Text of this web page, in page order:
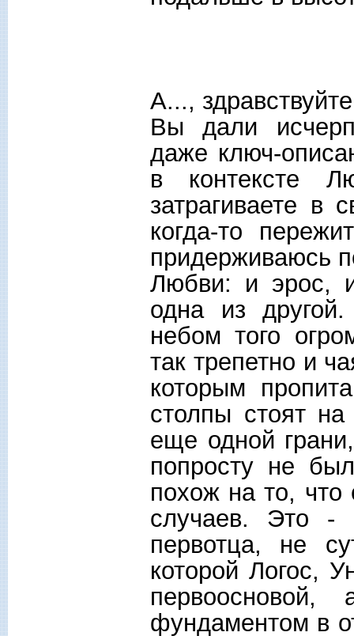
А...,
Вы дали
даже ключ-
в контексте
затрагиваете в
когда-то
придерживаюсь
Любви: и эрос,
одна из
небом того
так трепетно и
которым
столпы стоят
еще одной
попросту не
похож на то,
случаев. Это -
первотца, не
которой Логос,
фундаментом в